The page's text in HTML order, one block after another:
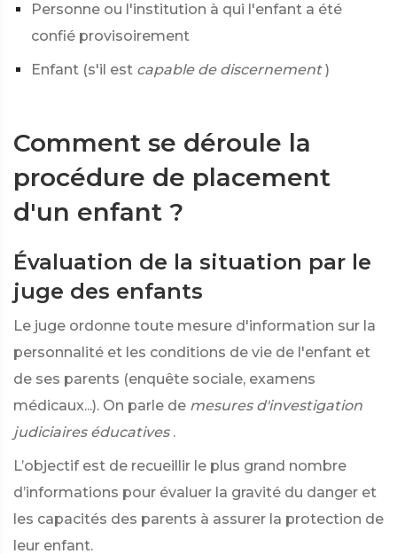
Personne ou l'institution à qui l'enfant a été
confié provisoirement
Enfant (s'il est capable de discernement )
Comment se déroule la
procédure de placement
d'un enfant ?
Évaluation de la situation par le
juge des enfants
Le juge ordonne toute mesure d'information sur la
personnalité et les conditions de vie de l'enfant et
de ses parents (enquête sociale, examens
médicaux...). On parle de mesures d'investigation
judiciaires éducatives .
L’objectif est de recueillir le plus grand nombre
d’informations pour évaluer la gravité du danger et
les capacités des parents à assurer la protection de
leur enfant.